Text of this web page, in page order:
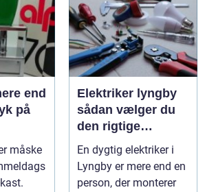
på
måske
Elektriker lyngby
sådan vælger du
den rigtige
fagmand
En dygtig elektriker i
Lyngby er mere end en
person, der monterer